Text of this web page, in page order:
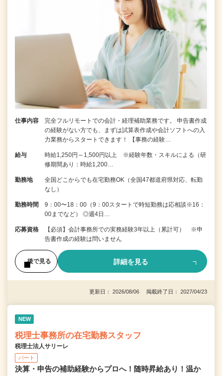
仕事内容
完全フルリモートでの会計・経理補助業務です。 申告書作成
の経験がない⽅でも、まずは試算表作成や会計ソフトへの⼊
⼒業務からスタートできます！ 【事務の経験…
給与
時給1,250円～1,500円以上 ※経験年数・スキルによる（研
修期間あり：時給1,200…
勤務地
全国どこからでも在宅勤務OK（全国47都道府県対応、転勤
なし）
勤務時間
9：00〜18：00（9：00スタートで時短勤務は応相談※16：
00までなど） ◎週4日…
応募資格
【必須】会計事務所での実務経験3年以上（累計可） ※申
告書作成の経験は問いません
後で見る 詳細を見る
更新日： 2026/08/06 掲載終了日： 2027/04/23
NEW
税理士事務所の在宅勤務スタッフ
税理士法人サリーレ
パート
決算・申告の補助経験からプロへ！随時昇給あり！温か